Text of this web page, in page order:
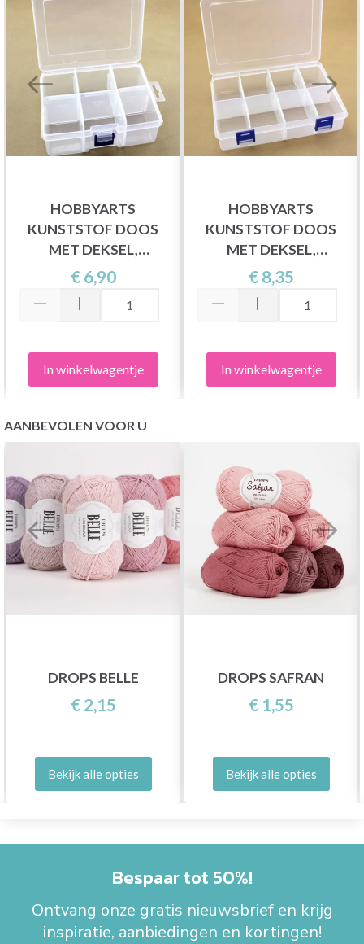
HOBBYARTS
KUNSTSTOF DOOS
MET DEKSEL,
TRANSPARANT,
16.5X12 CM, 6 VAKKEN
€ 6,90
In winkelwagentje
HOBBYARTS
KUNSTSTOF DOOS
MET DEKSEL,
TRANSPARANT,
20X13.5 CM, 8 VAKKEN
€ 8,35
In winkelwagentje
AANBEVOLEN VOOR U
DROPS BELLE
€ 2,15
Bekijk alle opties
DROPS SAFRAN
€ 1,55
Bekijk alle opties
Bespaar tot 50%!
Ontvang onze gratis nieuwsbrief en krijg
inspiratie, aanbiedingen en kortingen!